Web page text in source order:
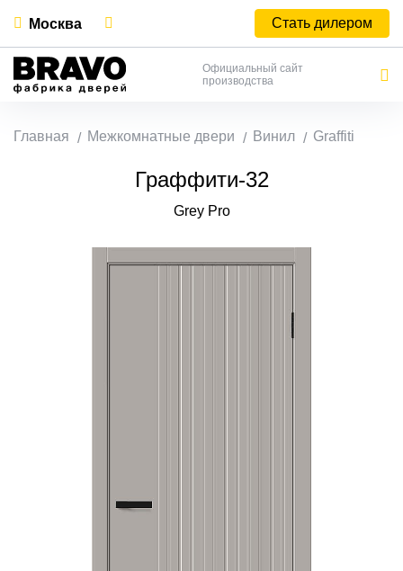
Москва Стать дилером
Официальный сайт
производства
Главная Межкомнатные двери Винил Graffiti
Граффити-32
Grey Pro